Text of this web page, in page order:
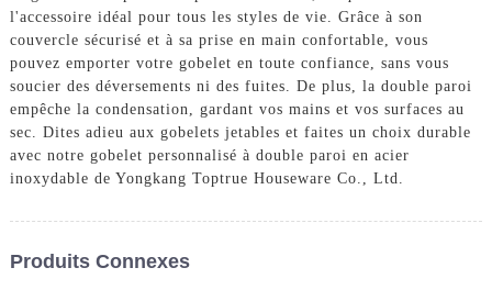
l'accessoire idéal pour tous les styles de vie. Grâce à son
couvercle sécurisé et à sa prise en main confortable, vous
pouvez emporter votre gobelet en toute confiance, sans vous
soucier des déversements ni des fuites. De plus, la double paroi
empêche la condensation, gardant vos mains et vos surfaces au
sec. Dites adieu aux gobelets jetables et faites un choix durable
avec notre gobelet personnalisé à double paroi en acier
inoxydable de Yongkang Toptrue Houseware Co., Ltd.
Produits Connexes